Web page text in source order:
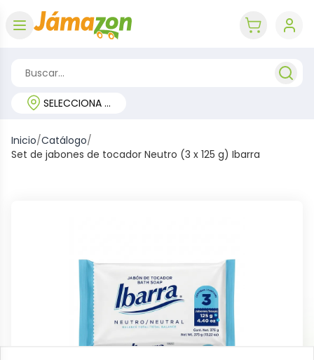
SELECCIONA TU REGIÓN
Inicio/Catálogo/
Set de jabones de tocador Neutro (3 x 125 g) Ibarra